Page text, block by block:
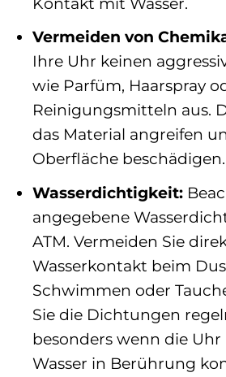
Vermeiden von
Ihre Uhr keinen
wie Parfüm, Haarspray
Reinigungsmitteln aus.
das Material angreifen
Oberfläche beschädigen.
Wasserdichtigkeit:
angegebene
ATM. Vermeiden Sie
Wasserkontakt beim
Schwimmen oder
Sie die Dichtungen
besonders wenn die
Wasser in Berührung